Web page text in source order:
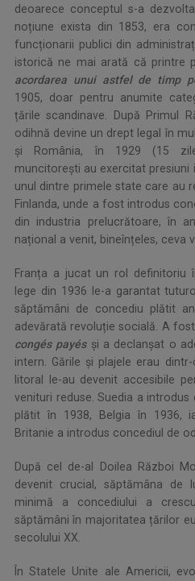
deoarece conceptul s-a
noțiune exista din 1853, era
funcționarii publici din
istorică ne mai arată că printre
acordarea unui astfel de timp
1905, doar pentru anumite
țările scandinave. După Primul
odihnă devine un drept legal în
și România, în 1929 (15
muncitorești au exercitat presiuni
unul dintre primele state care au
Finlanda, unde a fost introdus
din industria prelucrătoare, în
național a venit, bineînțeles, ceva
Franța a jucat un rol definitoriu
lege din 1936 le-a garantat
săptămâni de concediu plătit
adevărată revoluție socială. A
congés payésși a declanșat o
intern. Gările și plajele erau
litoral le-au devenit accesibile
venituri reduse. Suedia a
plătit în 1938, Belgia în 1936,
Britanie a introdus concediul de
După cel de-al Doilea Război
devenit crucial, săptămâna de
minimă a concediului a
săptămâni în majoritatea țărilor
secolului XX.
În Statele Unite ale Americii,